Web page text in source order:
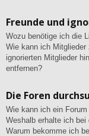
Freunde und
Wozu benötige ich die
Wie kann ich Mitglieder
ignorierten Mitglieder
entfernen?
Die Foren
Wie kann ich ein
Weshalb erhalte ich
Warum bekomme ich